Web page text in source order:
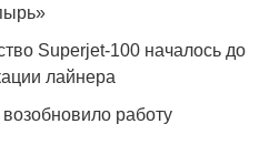
Superjet-100 началось до
лайнера
работу